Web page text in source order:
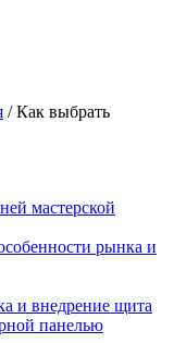
/Как выбрать
мастерской
рынка и
и внедрение щита
панелью